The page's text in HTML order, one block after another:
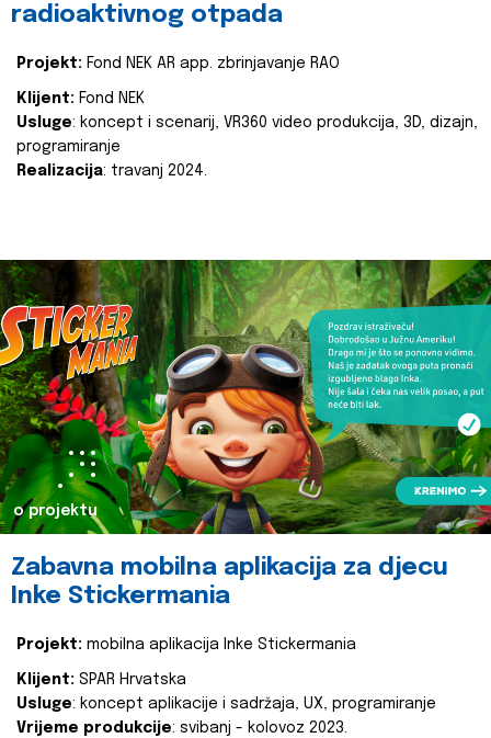
radioaktivnog otpada
Projekt: Fond NEK AR app. zbrinjavanje RAO
Klijent: Fond NEK
Usluge: koncept i scenarij, VR360 video produkcija, 3D, dizajn,
programiranje
Realizacija: travanj 2024.
o projektu
Zabavna mobilna aplikacija za djecu
Inke Stickermania
Projekt: mobilna aplikacija Inke Stickermania
Klijent: SPAR Hrvatska
Usluge: koncept aplikacije i sadržaja, UX, programiranje
Vrijeme produkcije: svibanj - kolovoz 2023.